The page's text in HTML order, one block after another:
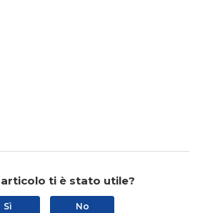
ti è stato utile?
Sì No